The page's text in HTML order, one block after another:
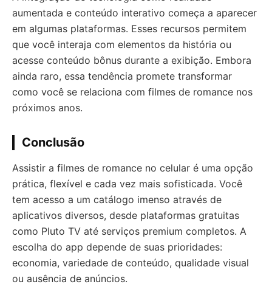
aumentada e conteúdo interativo começa a aparecer
em algumas plataformas. Esses recursos permitem
que você interaja com elementos da história ou
acesse conteúdo bônus durante a exibição. Embora
ainda raro, essa tendência promete transformar
como você se relaciona com filmes de romance nos
próximos anos.
Conclusão
Assistir a filmes de romance no celular é uma opção
prática, flexível e cada vez mais sofisticada. Você
tem acesso a um catálogo imenso através de
aplicativos diversos, desde plataformas gratuitas
como Pluto TV até serviços premium completos. A
escolha do app depende de suas prioridades:
economia, variedade de conteúdo, qualidade visual
ou ausência de anúncios.